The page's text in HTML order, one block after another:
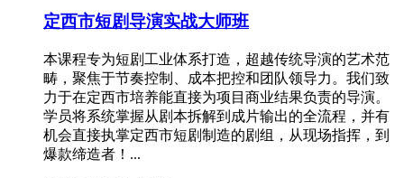
定西市短剧导演实战大师班
本课程专为短剧工业体系打造，超越传统导演的艺术范
畴，聚焦于节奏控制、成本把控和团队领导力。我们致
力于在定西市培养能直接为项目商业结果负责的导演。
学员将系统掌握从剧本拆解到成片输出的全流程，并有
机会直接执掌定西市短剧制造的剧组，从现场指挥，到
爆款缔造者！...